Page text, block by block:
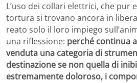
L’uso dei collari elettrici, che pur
tortura si trovano ancora in
reato solo il loro impiego
una riflessione: perché continua
venduta una categoria di
destinazione se non quella di
estremamente doloroso, i